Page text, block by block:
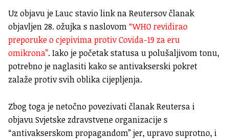
Uz objavu je Lauc stavio link na Reutersov članak
objavljen 28. ožujka s naslovom “WHO revidirao
preporuke o cjepivima protiv Covida-19 za eru
omikrona”. Iako je početak statusa u polušaljivom tonu,
potrebno je naglasiti kako se antivakserski pokret
zalaže protiv svih oblika cijepljenja.
Zbog toga je netočno povezivati članak Reutersa i
objavu Svjetske zdravstvene organizacije s
“antivakserskom propagandom” jer, upravo suprotno, i